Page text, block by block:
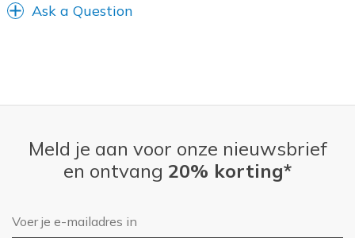
Ask a Question
Meld je aan voor onze nieuwsbrief
en ontvang 20% korting*
E-mailadres